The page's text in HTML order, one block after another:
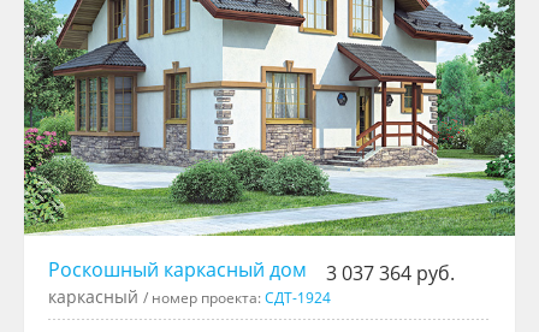
Роскошный каркасный дом 3 037 364 руб.
каркасный / номер проекта:СДТ-1924